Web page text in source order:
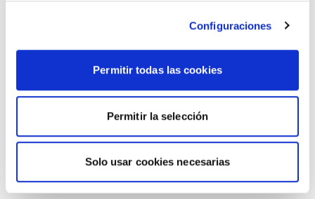
Configuraciones
Permitir todas las cookies
Permitir la selección
Solo usar cookies necesarias